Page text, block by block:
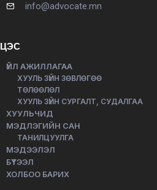
info@advocate.mn
ЦЭС
ҮЙЛ АЖИЛЛАГАА
ХУУЛЬ ЗҮЙН ЗӨВЛӨГӨӨ
ТӨЛӨӨЛӨЛ
ХУУЛЬ ЗҮЙН СУРГАЛТ, СУДАЛГАА
ХУУЛЬЧИД
МЭДЛЭГИЙН САН
ТАНИЛЦУУЛГА
МЭДЭЭЛЭЛ
БҮТЭЭЛ
ХОЛБОО БАРИХ